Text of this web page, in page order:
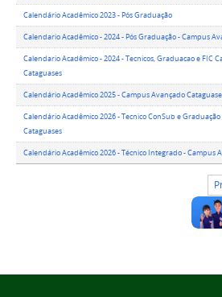
Calendário Acadêmico 2023 - Pós Graduação
Calendario Acadêmico - 2024 - Pós Graduação - Campus
Calendario Acadêmico - 2024 - Tecnicos, Graduacao e FIC
Cataguases
Calendário Acadêmico 2025 - Campus Avançado
Calendário Acadêmico 2026 - Tecnico ConSub e
Cataguases
Calendário Acadêmico 2026 - Técnico Integrado - Campus